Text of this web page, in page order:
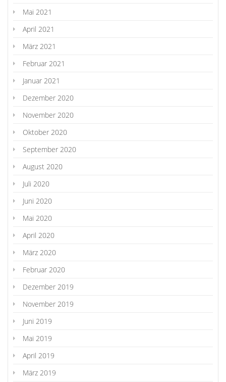
Mai 2021
April 2021
März 2021
Februar 2021
Januar 2021
Dezember 2020
November 2020
Oktober 2020
September 2020
August 2020
Juli 2020
Juni 2020
Mai 2020
April 2020
März 2020
Februar 2020
Dezember 2019
November 2019
Juni 2019
Mai 2019
April 2019
März 2019